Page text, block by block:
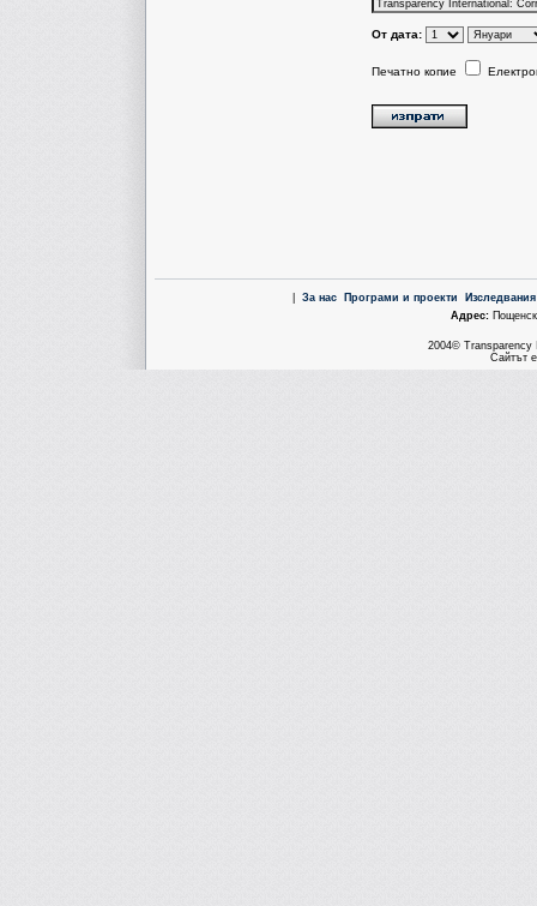
От дата:
Печатно копие
За нас Програми и проекти
Aдрес:
2004© Transparency
Сайтът